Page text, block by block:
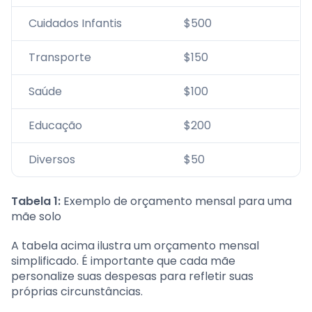
Cuidados Infantis $500
Transporte $150
Saúde $100
Educação $200
Diversos $50
Tabela 1: Exemplo de orçamento mensal para uma
mãe solo
A tabela acima ilustra um orçamento mensal
simplificado. É importante que cada mãe
personalize suas despesas para refletir suas
próprias circunstâncias.